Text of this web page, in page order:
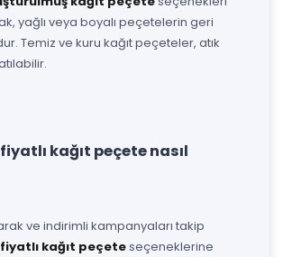
yağlı veya boyalı peçetelerin geri
Temiz ve kuru kağıt peçeteler, atık
kağıt peçete nasıl
ve indirimli kampanyaları takip
kağıt peçeteseçeneklerine